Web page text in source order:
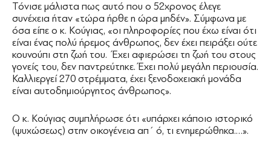
Τόνισε μάλιστα πως αυτό που ο 52χρονος έλεγε
συνέχεια ήταν «τώρα ήρθε η ώρα μηδέν». Σύμφωνα με
όσα είπε ο κ. Κούγιας, «οι πληροφορίες που έχω είναι ότι
είναι ένας πολύ ήρεμος άνθρωπος, δεν έχει πειράξει ούτε
κουνούπι στη ζωή του. Έχει αφιερώσει τη ζωή του στους
γονείς του, δεν παντρεύτηκε. Έχει πολύ μεγάλη περιουσία.
Καλλιεργεί 270 στρέμματα, έχει ξενοδοχειακή μονάδα
είναι αυτοδημιούργητος άνθρωπος».
Ο κ. Κούγιας συμπλήρωσε ότι «υπάρχει κάποιο ιστορικό
(ψυχώσεως) στην οικογένεια απ΄ ό, τι ενημερώθηκα.…».